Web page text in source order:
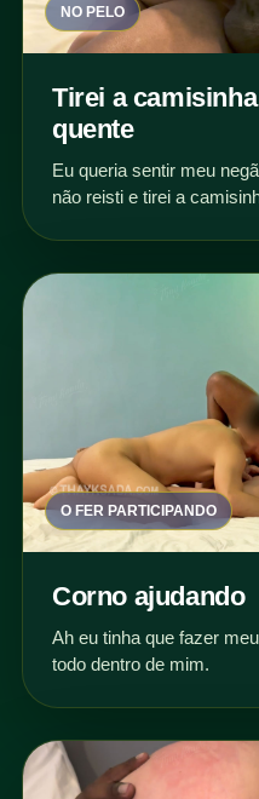
NO PELO
Tirei a
quente
Eu queria sentir meu
não reisti e tirei a
O FER PARTICIPANDO
Corno ajudando
Ah eu tinha que fazer
todo dentro de mim.